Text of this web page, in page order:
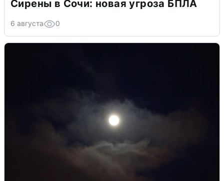
Сирены в Сочи: новая угроза БПЛА
6 августа 0